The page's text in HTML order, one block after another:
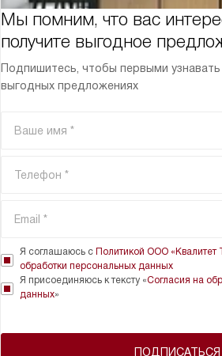
Мы помним, что вас
получите выгодное
Подпишитесь, чтобы первыми узнавать
выгодных предложениях
ПОДПИСАТЬСЯ
Я соглашаюсь с Политикой ООО «Квалитет
обработки персональных данных
Я присоединяюсь к тексту «Согласия на
данных»